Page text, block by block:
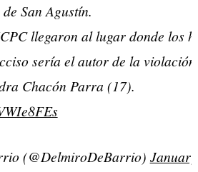
San Agustín.
llegaron al lugar donde los
sería el autor de la
Chacón Parra (17).
(@DelmiroDeBarrio)